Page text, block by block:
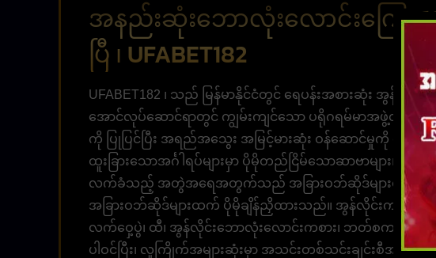
အနည်းဆုံးဘောလုံးလောင်းကြေး
ပြီ ၊ UFABET182
UFABET182 ၊ သည် မြန်မာနိုင်ငံတွင် ရေပန်းအစားဆုံး အွန်
အောင်လုပ်ဆောင်ရာတွင် ကျွမ်းကျင်သော ပရိုဂရမ်မာအဖွဲ့တစ်ဖွဲ့
ကို ပြုပြင်ပြီး အရည်အသွေး အမြင့်မားဆုံး ဝန်ဆောင်မှုကို ပေးဆ
ထူးခြားသောအင်္ဂါရပ်များမှာ ပိုမိုတည်ငြိမ်သောဆာဗာများ၊ အမြ
လက်ခံသည့် အတွဲအရေအတွက်သည် အခြားဝဘ်ဆိုဒ်များထက် များစွ
အခြားဝဘ်ဆိုဒ်များထက် ပိုမိုချိန်ညှိထားသည်။ အွန်လိုင်းကာစီနို အွ
လက်ဝှေ့ပွဲ၊ ထီ၊ အွန်လိုင်းဘောလုံးလောင်းကစား၊ ဘတ်စကတ်ဘော၊ ဘ
ပါဝင်ပြီး၊ လူကြိုက်အများဆုံးမှာ အသင်းတစ်သင်းချင်းစီအတွ